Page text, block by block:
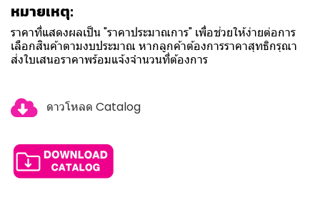
หมายเหตุ:
ราคาที่แสดงผลเป็น "ราคาประมาณการ" เพื่อช่วยให้ง่ายต่อการ
เลือกสินค้าตามงบประมาณ หากลูกค้าต้องการราคาสุทธิกรุณา
ส่งใบเสนอราคาพร้อมแจ้งจำนวนที่ต้องการ
ดาวโหลด Catalog